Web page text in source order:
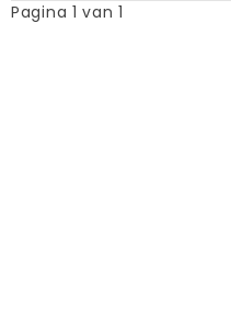
Pagina 1 van 1